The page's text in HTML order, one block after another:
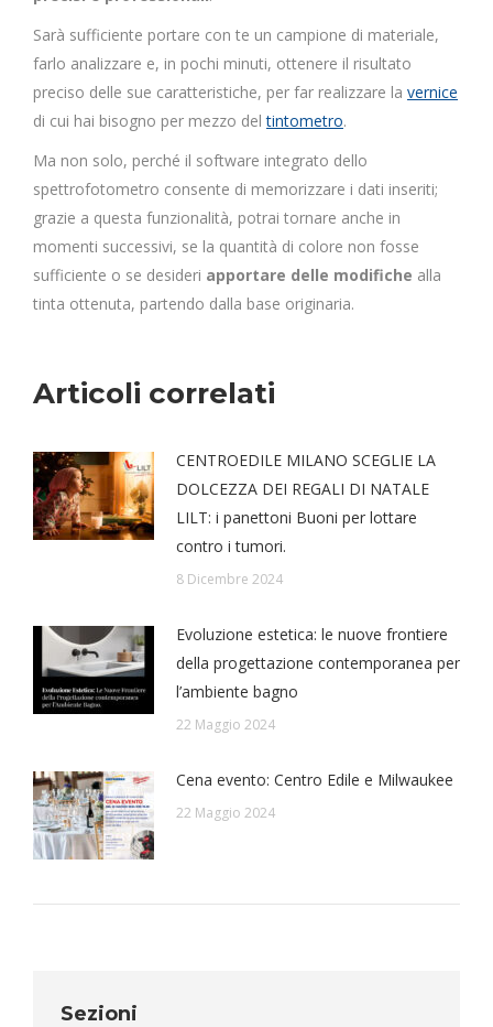
Sarà sufficiente portare con te un campione di materiale,
farlo analizzare e, in pochi minuti, ottenere il risultato
preciso delle sue caratteristiche, per far realizzare la vernice
di cui hai bisogno per mezzo deltintometro.
Ma non solo, perché il software integrato dello
spettrofotometro consente di memorizzare i dati inseriti;
grazie a questa funzionalità, potrai tornare anche in
momenti successivi, se la quantità di colore non fosse
sufficiente o se desideri apportare delle modifiche alla
tinta ottenuta, partendo dalla base originaria.
Articoli correlati
CENTROEDILE MILANO SCEGLIE LA
DOLCEZZA DEI REGALI DI NATALE
LILT: i panettoni Buoni per lottare
contro i tumori.
8 Dicembre 2024
Evoluzione estetica: le nuove frontiere
della progettazione contemporanea per
l’ambiente bagno
22 Maggio 2024
Cena evento: Centro Edile e Milwaukee
22 Maggio 2024
Sezioni